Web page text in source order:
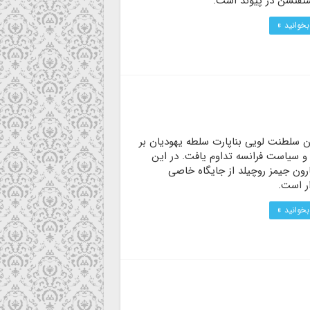
»
سلطنت لویی بناپارت سلطه یهودیان بر
و سیاست فرانسه تداوم یافت. در این
جیمز روچیلد از جایگاه خاصی
است.
»